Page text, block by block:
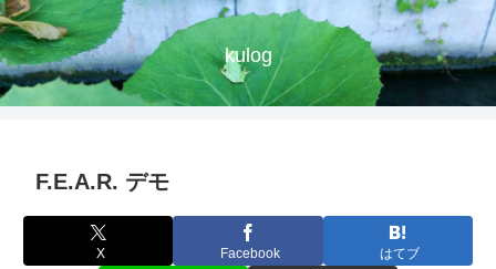
kulog
F.E.A.R. デモ
X Facebook はてブ